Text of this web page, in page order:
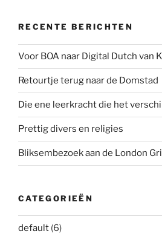
RECENTE BERICHTEN
Voor BOA naar Digital Dutch van
Retourtje terug naar de Domstad
Die ene leerkracht die het
Prettig divers en religies
Bliksembezoek aan de London
CATEGORIEËN
default (6)